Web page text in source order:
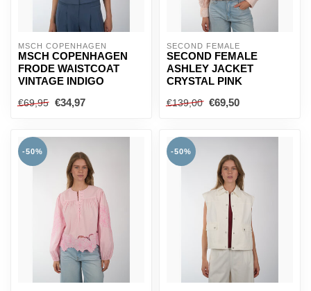
MSCH COPENHAGEN
MSCH COPENHAGEN
FRODE WAISTCOAT
VINTAGE INDIGO
€69,95 €34,97
SECOND FEMALE
SECOND FEMALE
ASHLEY JACKET
CRYSTAL PINK
€139,00 €69,50
-50% -50%